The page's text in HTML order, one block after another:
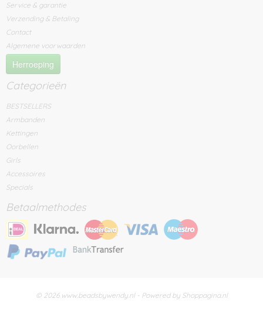
Service & garantie
Verzending & Betaling
Contact
Algemene voorwaarden
Herroeping
Categorieën
BESTSELLERS
Armbanden
Kettingen
Oorbellen
Girls
Accessoires
Specials
Betaalmethodes
© 2026 www.beadsbywendy.nl - Powered by Shoppagina.nl